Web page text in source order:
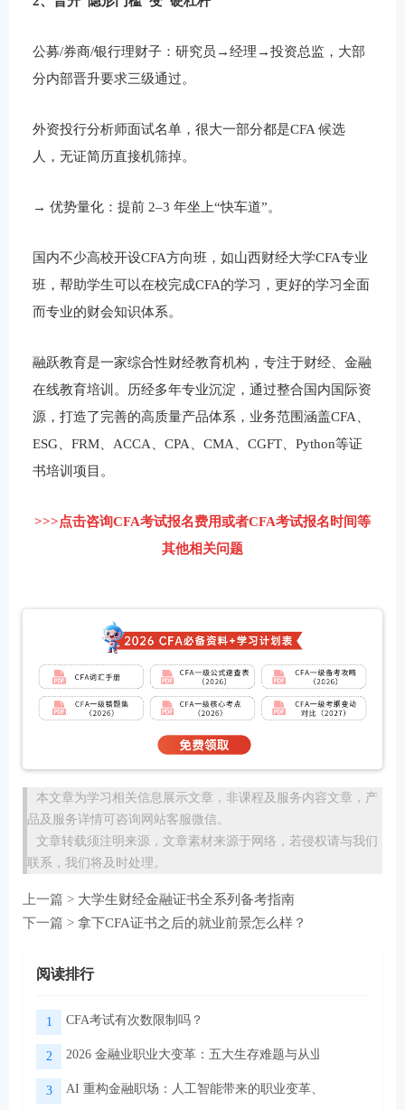
公募/券商/银行理财子：研究员→经理→投资总监，大部
分内部晋升要求三级通过。
外资投行分析师面试名单，很大一部分都是CFA 候选
人，无证简历直接机筛掉。
→ 优势量化：提前 2–3 年坐上“快车道”。
国内不少高校开设CFA方向班，如山西财经大学CFA专业
班，帮助学生可以在校完成CFA的学习，更好的学习全面
而专业的财会知识体系。
融跃教育是一家综合性财经教育机构，专注于财经、金融
在线教育培训。历经多年专业沉淀，通过整合国内国际资
源，打造了完善的高质量产品体系，业务范围涵盖CFA、
ESG、FRM、ACCA、CPA、CMA、CGFT、Python等证
书培训项目。
>>>点击咨询CFA考试报名费用或者CFA考试报名时间等
其他相关问题
本文章为学习相关信息展示文章，非课程及服务内容文章，产
品及服务详情可咨询网站客服微信。
文章转载须注明来源，文章素材来源于网络，若侵权请与我们
联系，我们将及时处理。
上一篇 > 大学生财经金融证书全系列备考指南
下一篇 > 拿下CFA证书之后的就业前景怎么样？
阅读排行
1 CFA考试有次数限制吗？
2 2026 金融业职业大变革：五大生存难题与从业者转型出路
3 AI 重构金融职场：人工智能带来的职业变革、挑战与转型路